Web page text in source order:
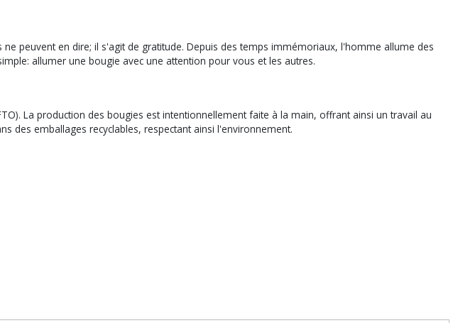
peuvent en dire; il s'agit de gratitude. Depuis des temps immémoriaux, l'homme allume des
allumer une bougie avec une attention pour vous et les autres.
La production des bougies est intentionnellement faite à la main, offrant ainsi un travail au
des emballages recyclables, respectant ainsi l'environnement.